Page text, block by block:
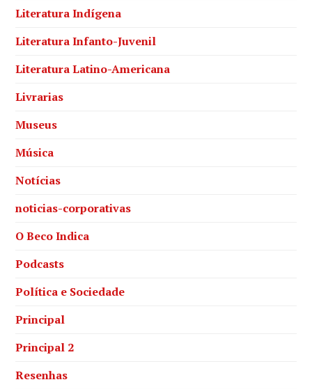
Literatura Indígena
Literatura Infanto-Juvenil
Literatura Latino-Americana
Livrarias
Museus
Música
Notícias
noticias-corporativas
O Beco Indica
Podcasts
Política e Sociedade
Principal
Principal 2
Resenhas